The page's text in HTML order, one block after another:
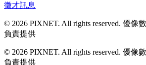
徵才訊息
© 2026 PIXNET. All rights reserved. 優像
負責提供
© 2026 PIXNET. All rights reserved. 優像
負責提供